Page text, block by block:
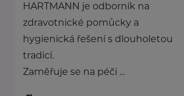
HARTMANN je odborník na
zdravotnické pomůcky a
hygienická řešení s dlouholetou
tradicí.
Zaměřuje se na péči ...